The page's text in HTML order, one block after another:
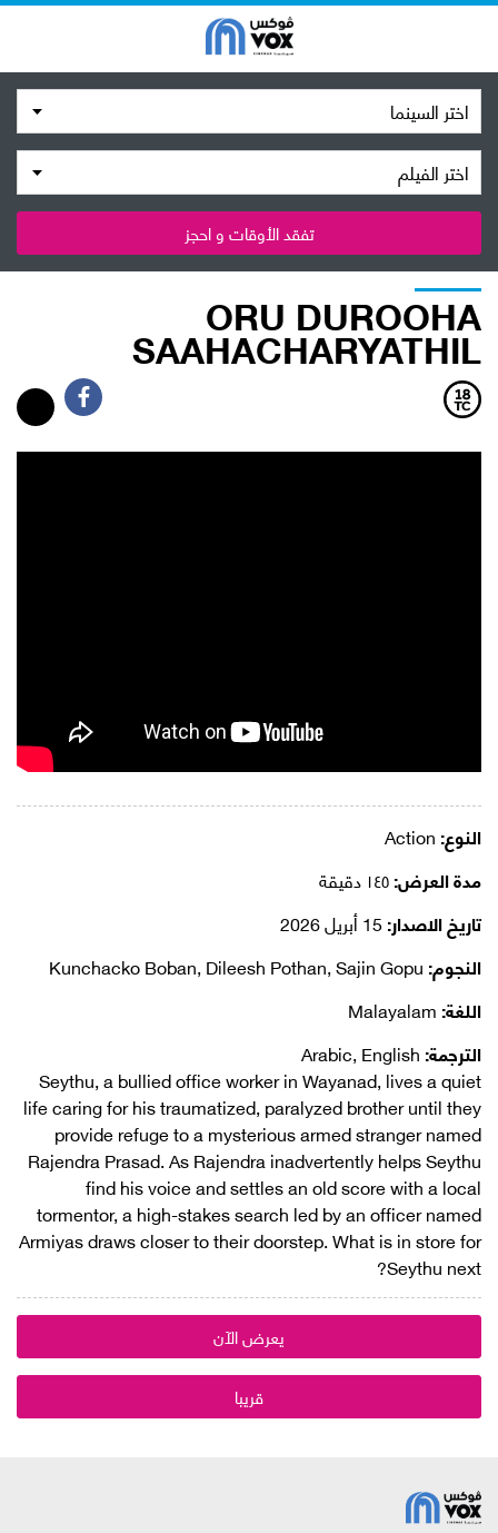
اختر السينما
اختر الفيلم
تفقد الأوقات و احجز
ORU DUROOHA
SAAHACHARYATHIL
النوع:
مدة العرض:
تاريخ الاصدار:
النجوم:
اللغة:
الترجمة:
Seythu, a bullied office worker in Wayanad, lives a quiet
life caring for his traumatized, paralyzed brother until they
provide refuge to a mysterious armed stranger named
Rajendra Prasad. As Rajendra inadvertently helps Seythu
find his voice and settles an old score with a local
tormentor, a high-stakes search led by an officer named
Armiyas draws closer to their doorstep. What is in store for
Seythu next?
يعرض الآن
قريبا